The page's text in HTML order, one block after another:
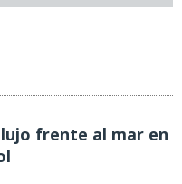
frente al mar en